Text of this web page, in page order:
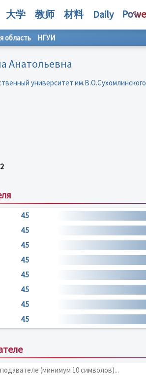
大学 教师 材料 Daily
область НГУИ
Анатольевна
университет им.В.О.Сухомлинского
4.5
4.5
4.5
4.5
4.5
4.5
4.5
4.5